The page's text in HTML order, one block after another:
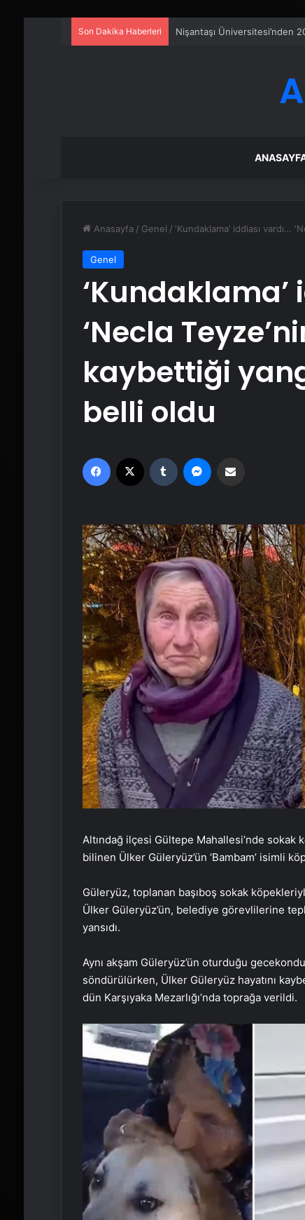
Son Dakika Haberleri Sanal Santral
Anasayfa / Genel / ‘Kundaklama’ iddiası vardı…
Genel
‘Kundaklama’
‘Necla
kaybettiği
belli oldu
Facebook Tumblr
Altındağ ilçesi Gültepe Mahallesi’nde sokak
bilinen Ülker Güleryüz’ün ‘Bambam’ isimli
Güleryüz, toplanan başıboş sokak
Ülker Güleryüz’ün, belediye görevlilerine
yansıdı.
Aynı akşam Güleryüz’ün oturduğu
söndürülürken, Ülker Güleryüz hayatını
dün Karşıyaka Mezarlığı’nda toprağa verildi.